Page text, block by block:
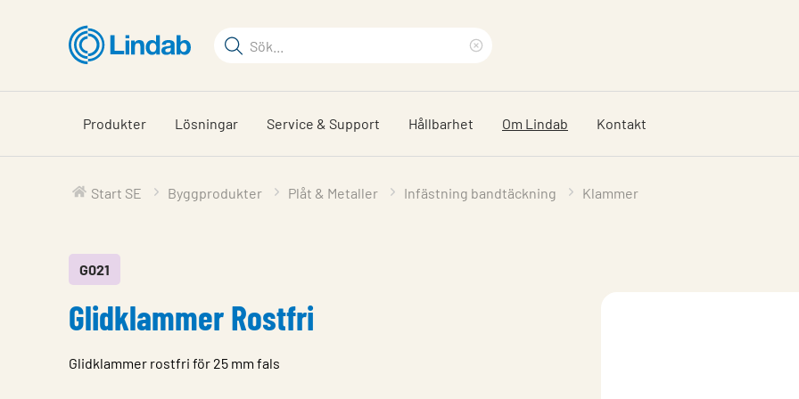
huvudinnehållet
Sökord
på
sajten
sökfras
Produkter Lösningar Service & Support Hållbarhet Om Lindab Kontakt
Start SE Byggprodukter Plåt & Metaller Infästning bandtäckning Klammer
G021
Glidklammer Rostfri
Glidklammer rostfri för 25 mm fals